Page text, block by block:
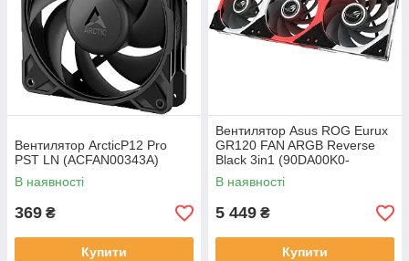
Вентилятор ArcticP12 Pro
PST LN (ACFAN00343A)
В наявності
369 ₴
Купити
Вентилятор Asus ROG Eurux
GR120 FAN ARGB Reverse
Black 3in1 (90DA00K0-
B09020)
В наявності
5 449 ₴
Купити